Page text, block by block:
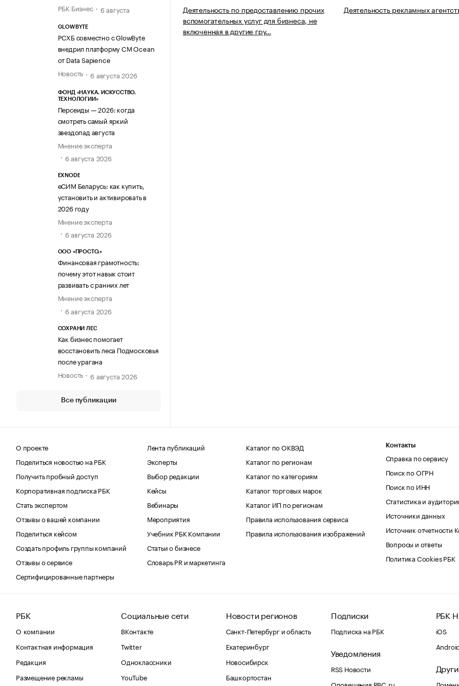
РБК Бизнес
6 августа
GLOWBYTE
РСХБ совместно с GlowByte
внедрил платформу CM Ocean
от Data Sapience
Новость
6 августа 2026
ФОНД «НАУКА. ИСКУССТВО.
ТЕХНОЛОГИИ»
Персеиды — 2026: когда
смотреть самый яркий
звездопад августа
Мнение эксперта
6 августа 2026
EXNODE
еСИМ Беларусь: как купить,
установить и активировать в
2026 году
Мнение эксперта
6 августа 2026
ООО «ПРОСТО.»
Финансовая грамотность:
почему этот навык стоит
развивать с ранних лет
Мнение эксперта
6 августа 2026
СОХРАНИ ЛЕС
Как бизнес помогает
восстановить леса Подмосковья
после урагана
Новость
6 августа 2026
Все публикации
Деятельность по предоставлению прочих
вспомогательных услуг для бизнеса, не
включенная в другие гру…
Деятельность рекламных
О проекте
Поделиться новостью на РБК
Получить пробный доступ
Корпоративная подписка РБК
Стать экспертом
Отзывы о вашей компании
Поделиться кейсом
Создать профиль группы компаний
Отзывы о сервисе
Сертифицированные партнеры
Лента публикаций
Эксперты
Выбор редакции
Кейсы
Вебинары
Мероприятия
Учебник РБК Компании
Статьи о бизнесе
Словарь PR и маркетинга
Каталог по ОКВЭД
Каталог по регионам
Каталог по категориям
Каталог торговых марок
Каталог ИП по регионам
Правила использования сервиса
Правила использования изображений
Контакты
Справка по сервису
Поиск по ОГРН
Поиск по ИНН
Статистика и
Источники данных
Источник отчетности
Вопросы и ответы
Политика Cookies РБК
РБК
О компании
Контактная информация
Редакция
Размещение рекламы
Социальные сети
ВКонтакте
Twitter
Одноклассники
YouTube
Новости регионов
Санкт-Петербург и область
Екатеринбург
Новосибирск
Башкортостан
Подписки
Подписка на РБК
Уведомления
RSS Новости
Оповещения RBC.ru
РБК
iOS